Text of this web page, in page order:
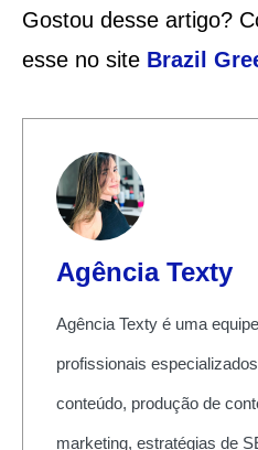
Gostou desse artigo?
esse no site Brazil
Agência Texty
Agência Texty é uma
profissionais
conteúdo, produção de
marketing, estratégias de